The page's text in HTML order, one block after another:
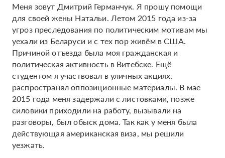
Меня зовут Дмитрий Германчук. Я прошу помощи
для своей жены Натальи. Летом 2015 года из-за
угроз преследования по политическим мотивам мы
уехали из Беларуси и с тех пор живём в США.
Причиной отъезда была моя гражданская и
политическая активность в Витебске. Ещё
студентом я участвовал в уличных акциях,
распространял оппозиционные материалы. В мае
2015 года меня задержали с листовками, позже
силовики приходили на работу, вызывали на
разговоры, был обыск дома. Так как у меня была
действующая американская виза, мы решили
уезжать.